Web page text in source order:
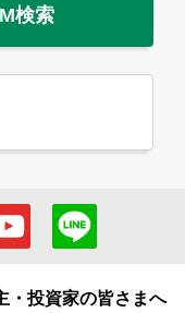
検索
・投資家の皆さまへ